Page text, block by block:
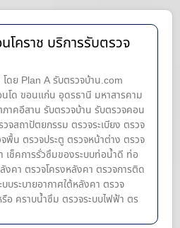
โคราช บริการรับตรวจ
ดย Plan A รับตรวจบ้าน.com
โด ขอนแก่น อุดรธานี มหาสารคาม
าคอีสาน รับตรวจบ้าน รับตรวจคอน
จสถาปัตยกรรม ตรวจระเบียง ตรวจ
พื้น ตรวจประตู ตรวจหน้าต่าง​ ตรวจ
เช็คการรั่วซึมของระบบท่อน้ำ​ดี ท่อ
งคา ตรวจโครงหลังคา ตรวจการติด
บระบายอากาศใต้หลังคา ตรวจ
อ คราบน้ำซึม ตรวจระบบไฟฟ้า ตร